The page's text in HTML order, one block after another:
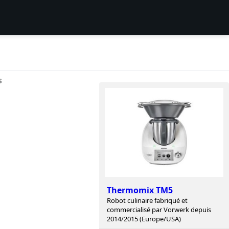
Thermomix TM5
Robot culinaire fabriqué et
commercialisé par Vorwerk depuis
2014/2015 (Europe/USA)